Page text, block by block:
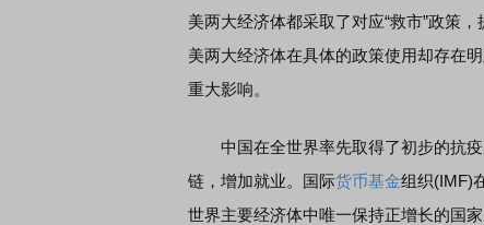
美两大经济体都采取了对应“救市”政策
美两大经济体在具体的政策使用却存在
重大影响。
中国在全世界率先取得了初步的抗疫
链，增加就业。国际货币基金组织(IMF)
世界主要经济体中唯一保持正增长的国家